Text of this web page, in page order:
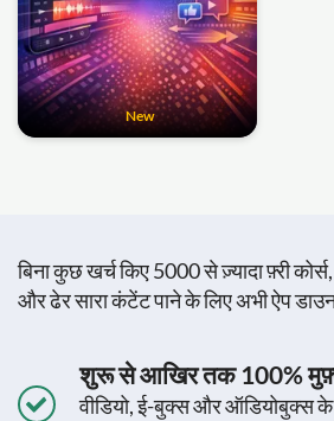
New
बिना कुछ खर्च किए 5000 से ज़्यादा फ़्री
और ढेर सारा कंटेंट पाने के लिए अभी ऐप
शुरू से आखिर तक 100%
वीडियो, ई-बुक्स और ऑडियोबुक्स